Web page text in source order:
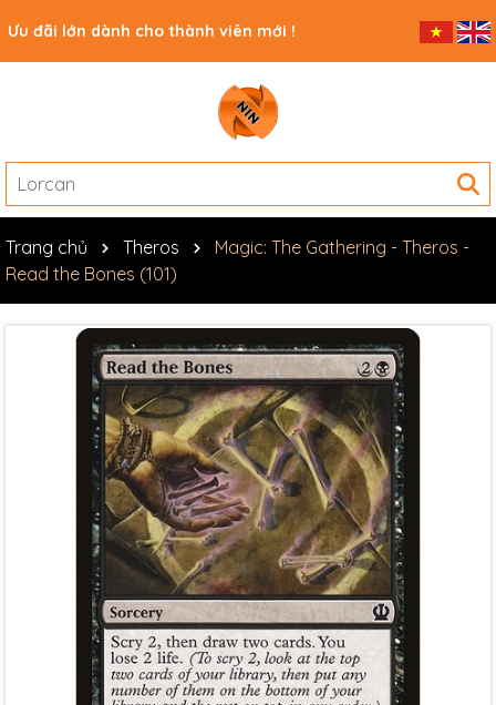
Ưu đãi lớn dành cho thành viên mới !
Trang chủ Theros
Magic: The Gathering - Theros -
Read the Bones (101)
Mã giảm giá:
Ngày hết hạn:
Điều kiện: